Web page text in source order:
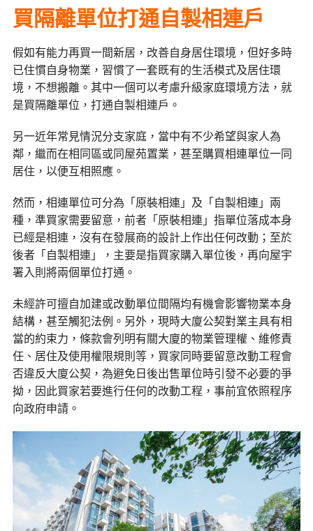
買隔離單位打通自製相連戶
假如有能力再買一間新居，改善自身居住環境，但好多時
已住慣自身物業，習慣了一套既有的生活模式及居住環
境，不想搬離。其中一個可以考慮升級家庭環境方法，就
是買隔離單位，打通自製相連戶。
另一近年常見情況分支家庭，當中有不少希望與家人為
鄰，繼而在相同區或同屋苑置業，甚至購買相連單位一同
居住，以便互相照應。
然而，相連單位可分為「原裝相連」及「自製相連」兩
種，準買家需要留意，前者「原裝相連」指單位落成本身
已經是相連，沒有在發展商的設計上作出任何改動；至於
後者「自製相連」，主要是指買家購入單位後，再向屋宇
署入則將兩個單位打通。
未經許可擅自加建或改動單位間隔均有機會影響物業本身
結構，甚至觸犯法例。另外，現時大廈公契對業主具有相
當的約束力，條款會列明有關大廈的物業管理權、維修責
任、居住及使用權限規則等，買家同時要留意改動工程會
否違反大廈公契，為避免日後出售單位時引發不必要的爭
拗，因此買家若要進行任何的改動工程，事前宜依照程序
向政府申請。